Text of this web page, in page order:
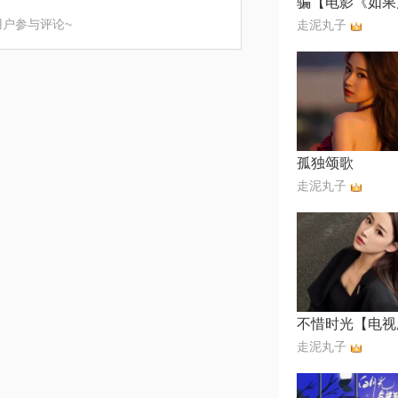
参与评论~ 走泥丸子
孤独颂歌
走泥丸子
走泥丸子